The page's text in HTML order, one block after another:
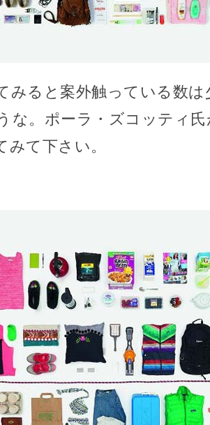
みると案外触っている数
な。ポーラ・ズコッティ
みて下さい。